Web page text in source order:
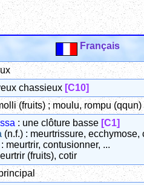
Français
chassieux [C10]
(fruits) ; moulu, rompu (qqun)
: une clôture basse [C1]
(n.f.) : meurtrissure, ecchymose,
: meurtrir, contusionner, ...
(fruits), cotir